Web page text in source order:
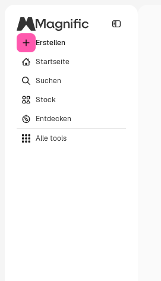
Erstellen
Startseite
Suchen
Stock
Entdecken
Alle tools